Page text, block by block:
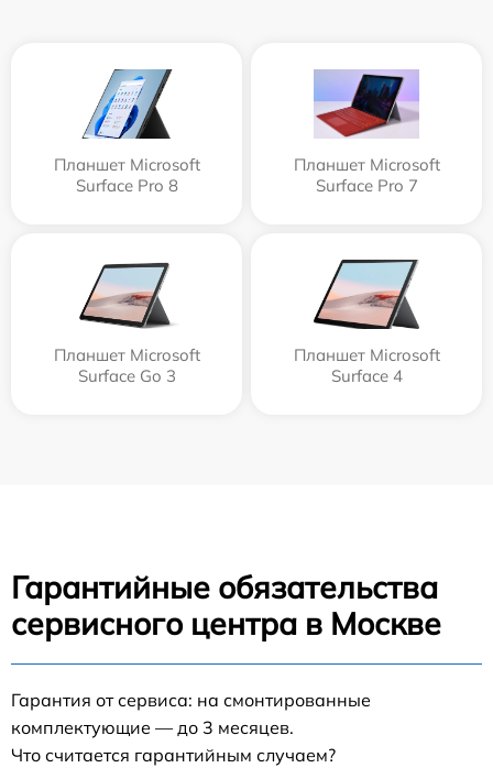
Планшет Microsoft
Surface Pro 8
Планшет Microsoft
Surface Pro 7
Планшет Microsoft
Surface Go 3
Планшет Microsoft
Surface 4
Гарантийные обязательства
сервисного центра в Москве
Гарантия от сервиса: на смонтированные
комплектующие — до 3 месяцев.
Что считается гарантийным случаем?